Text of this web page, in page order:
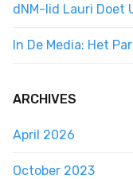
dNM-lid Lauri Doet
In De Media: Het
ARCHIVES
April 2026
October 2023